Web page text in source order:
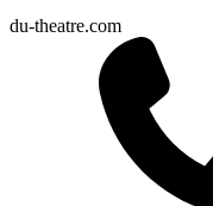
du-theatre.com